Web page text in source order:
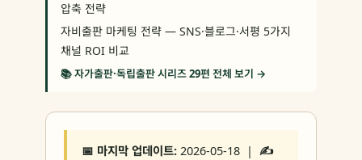
압축 전략
자비출판 마케팅 전략 — SNS·블로그·서평 5가지
채널 ROI 비교
📚 자가출판·독립출판 시리즈 29편 전체 보기 →
📅 마지막 업데이트: 2026-05-18 | ✍️